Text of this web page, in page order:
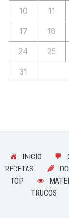
10 11
17 18
24 25
31
INICIO
RECETAS
TOP
TRUCOS